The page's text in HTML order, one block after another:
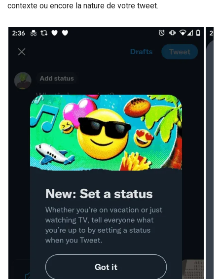
contexte ou encore la nature de votre tweet.